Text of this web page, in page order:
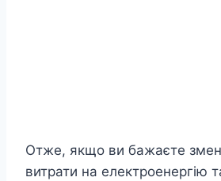
Отже, якщо ви бажаєте
витрати на електроенергію